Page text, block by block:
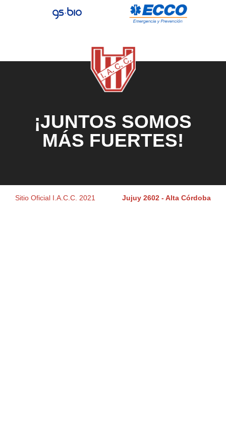
¡JUNTOS SOMOS
MÁS FUERTES!
Sitio Oficial I.A.C.C. 2021 Jujuy 2602 - Alta Córdoba